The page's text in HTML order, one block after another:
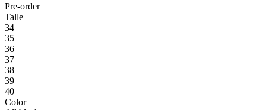
Pre-order
Talle
34
35
36
37
38
39
40
Color